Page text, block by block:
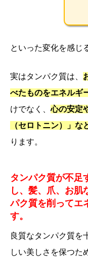
といった変化を感じ
実はタンパク質は、
べたものをエネルギ
けでなく、心の安定
（セロトニン）」
ります。
タンパク質が不足
し、髪、爪、お肌
パク質を削ってエ
す。
良質なタンパク質を
しい美しさを保つた